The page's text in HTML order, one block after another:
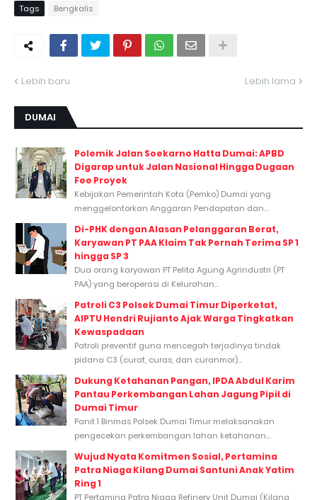
Tags Bengkalis
Lebih baru Lebih lama
DUMAI
Polemik Jalan Soekarno Hatta Dumai: APBD
Digarap untuk Jalan Nasional Hingga Dugaan
Fee Proyek
Kebijakan Pemerintah Kota (Pemko) Dumai yang
menggelontorkan Anggaran Pendapatan dan...
Di-PHK dengan Alasan Pelanggaran Berat,
Karyawan PT PAA Klaim Tak Pernah Terima SP 1
hingga SP 3
Dua orang karyawan PT Pelita Agung Agrindustri (PT
PAA) yang beroperasi di Kelurahan...
Patroli C3 Polsek Dumai Timur Diperketat,
AIPTU Hendri Rujianto Ajak Warga Tingkatkan
Kewaspadaan
Patroli preventif guna mencegah terjadinya tindak
pidana C3 (curat, curas, dan curanmor)...
Dukung Ketahanan Pangan, IPDA Abdul Karim
Pantau Perkembangan Lahan Jagung Pipil di
Dumai Timur
Panit 1 Binmas Polsek Dumai Timur melaksanakan
pengecekan perkembangan lahan ketahanan...
Wujud Nyata Komitmen Sosial, Pertamina
Patra Niaga Kilang Dumai Santuni Anak Yatim
Ring 1
PT Pertamina Patra Niaga Refinery Unit Dumai (Kilang